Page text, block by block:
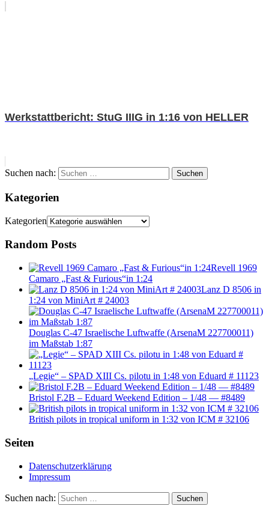
Werkstattbericht: StuG IIIG in 1:16 von HELLER
Suchen nach: Suchen
Kategorien
Kategorien
Random Posts
Revell 1969
Camaro „Fast & Furious“in 1:24
Lanz D 8506 in
1:24 von MiniArt # 24003
Douglas C-47 Israelische Luftwaffe (ArsenaM 227700011)
im Maßstab 1:87
„Legie“ – SPAD XIII Cs. pilotu in 1:48 von Eduard # 11123
Bristol F.2B – Eduard Weekend Edition – 1/48 — #8489
British pilots in tropical uniform in 1:32 von ICM # 32106
Seiten
Datenschutzerklärung
Impressum
Suchen nach: Suchen